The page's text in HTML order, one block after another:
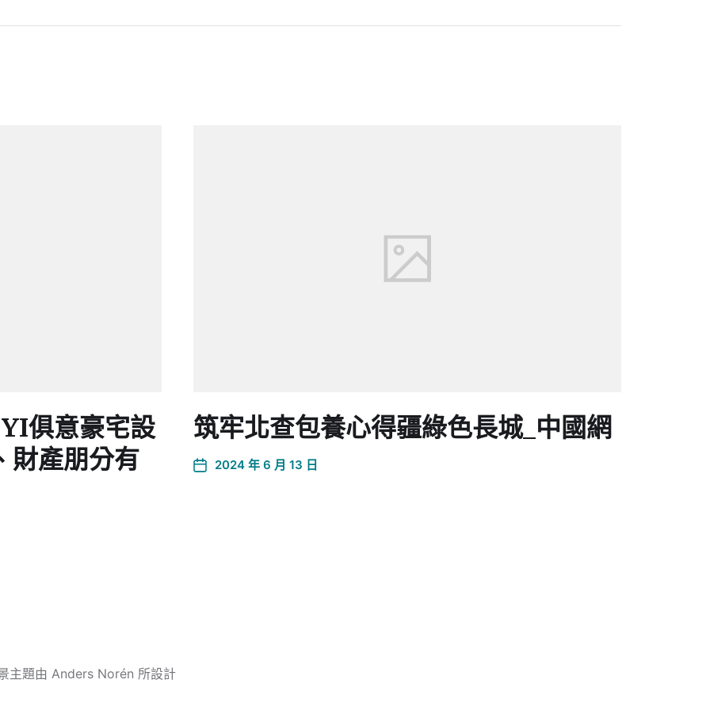
俱意豪宅設
財產朋分有
筑牢北查包養心得疆綠色長城_中國網
2024 年 6 月 13 日
主題由 Anders Norén 所設計